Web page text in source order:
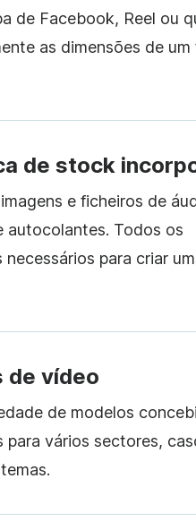
de Facebook, Reel ou
as dimensões de
de stock
e ficheiros de
autocolantes. Todos os
necessários para criar
de vídeo
de modelos
para vários sectores,